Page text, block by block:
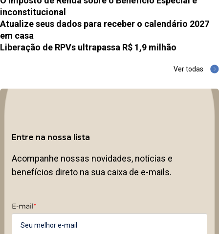
inconstitucional
Atualize seus dados para receber o calendário 2027
em casa
Liberação de RPVs ultrapassa R$ 1,9 milhão
Ver todas
Entre na nossa lista
Acompanhe nossas novidades, notícias e
benefícios direto na sua caixa de e-mails.
E-mail*